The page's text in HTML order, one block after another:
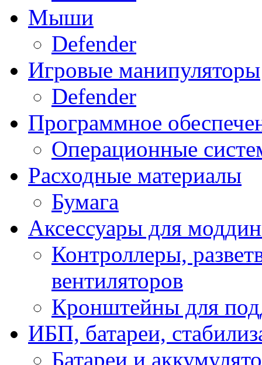
Мыши
Defender
Игровые манипуляторы
Defender
Программное
Операционные
Расходные материалы
Бумага
Аксессуары для
Контроллеры,
вентиляторов
Кронштейны для
ИБП, батареи,
Батареи и